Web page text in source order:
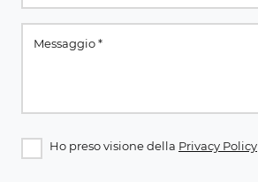
Ho preso visione della Privacy Policy